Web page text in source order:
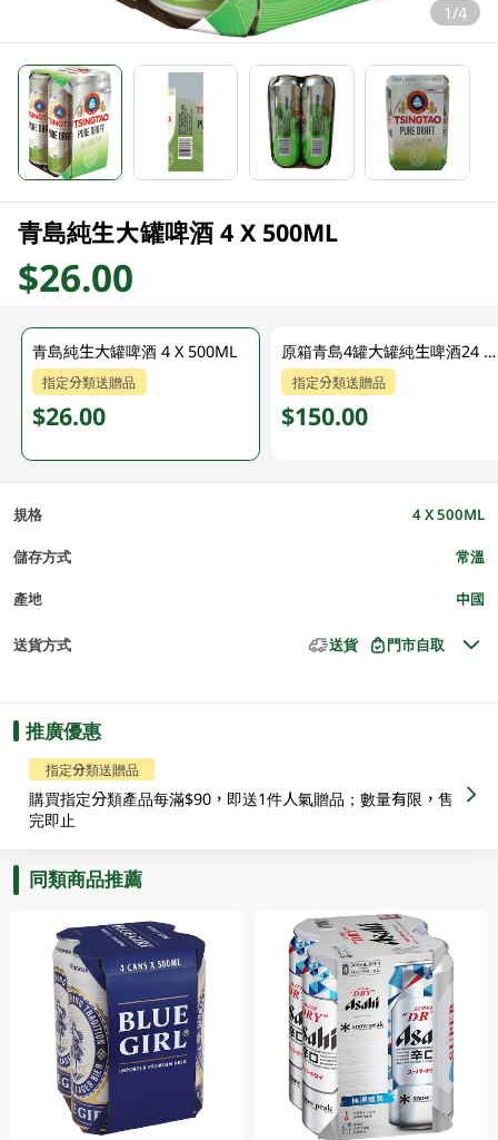
1/4
青島純生大罐啤酒 4 X 500ML
$26.00
青島純生大罐啤酒 4 X 500ML
指定分類送贈品
$26.00
原箱青島4罐大罐純生啤酒24 x 500ML
指定分類送贈品
$150.00
規格 4 X 500ML
儲存方式 常溫
產地 中國
送貨方式 送貨 門市自取
推廣優惠
指定分類送贈品
購買指定分類產品每滿$90，即送1件人氣贈品；數量有限，售
完即止
同類商品推薦